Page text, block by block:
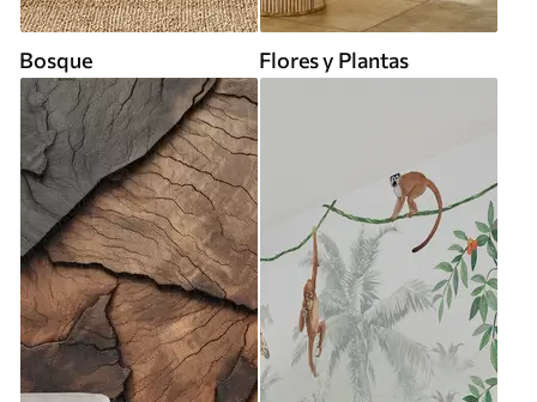
Bosque Flores y Plantas